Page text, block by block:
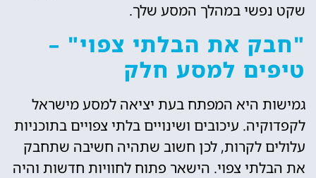
שקט נפשי במהלך המסע שלך.
"חבק את הבלתי צפוי" –
טיפים למסע חלק
גמישות היא המפתח בעת יציאה למסע מישראל
לקפדוקיה. עיכובים ושינויים בלתי צפויים בתוכניות
עלולים לקרות, לכן חשוב שתהיה חשיבה שתחבק
את הבלתי צפוי. הישאר פתוח לחוויות חדשות והיה